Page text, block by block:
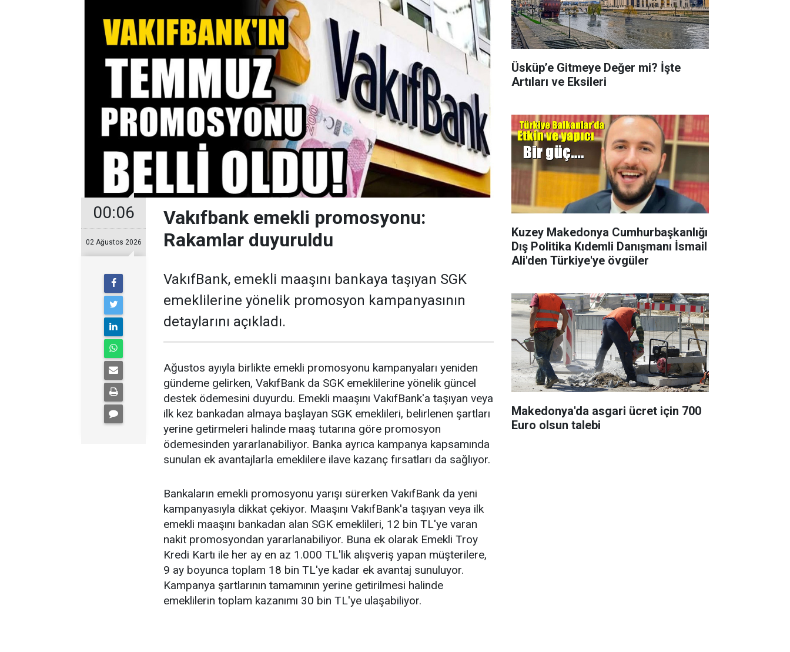
00:06
02 Ağustos 2026
Vakıfbank emekli promosyonu:
Rakamlar duyuruldu
VakıfBank, emekli maaşını bankaya taşıyan SGK
emeklilerine yönelik promosyon kampanyasının
detaylarını açıkladı.
Ağustos ayıyla birlikte emekli promosyonu kampanyaları yeniden
gündeme gelirken, VakıfBank da SGK emeklilerine yönelik güncel
destek ödemesini duyurdu. Emekli maaşını VakıfBank'a taşıyan veya
ilk kez bankadan almaya başlayan SGK emeklileri, belirlenen şartları
yerine getirmeleri halinde maaş tutarına göre promosyon
ödemesinden yararlanabiliyor. Banka ayrıca kampanya kapsamında
sunulan ek avantajlarla emeklilere ilave kazanç fırsatları da sağlıyor.
Bankaların emekli promosyonu yarışı sürerken VakıfBank da yeni
kampanyasıyla dikkat çekiyor. Maaşını VakıfBank'a taşıyan veya ilk
emekli maaşını bankadan alan SGK emeklileri, 12 bin TL'ye varan
nakit promosyondan yararlanabiliyor. Buna ek olarak Emekli Troy
Kredi Kartı ile her ay en az 1.000 TL'lik alışveriş yapan müşterilere,
9 ay boyunca toplam 18 bin TL'ye kadar ek avantaj sunuluyor.
Kampanya şartlarının tamamının yerine getirilmesi halinde
emeklilerin toplam kazanımı 30 bin TL'ye ulaşabiliyor.
Üsküp’e Gitmeye Değer mi? İşte
Artıları ve Eksileri
Kuzey Makedonya Cumhurbaşkanlığı
Dış Politika Kıdemli Danışmanı İsmail
Ali'den Türkiye'ye övgüler
Makedonya'da asgari ücret için 700
Euro olsun talebi